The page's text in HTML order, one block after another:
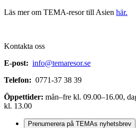
Läs mer om TEMA-resor till Asien här.
Kontakta oss
E-post: info@temaresor.se
Telefon: 0771-37 38 39
Öppettider: mån–fre kl. 09.00–16.00,
kl. 13.00
Prenumerera på TEMAs nyhetsbrev